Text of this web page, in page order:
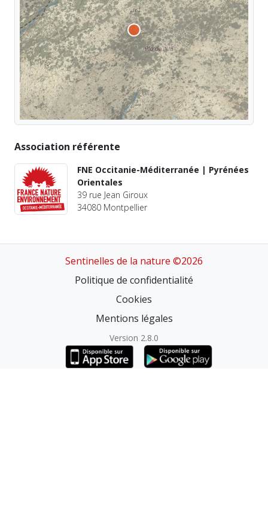
Association référente
FNE Occitanie-Méditerranée | Pyrénées
Orientales
39 rue Jean Giroux
34080 Montpellier
Sentinelles de la nature ©2026
Politique de confidentialité
Cookies
Mentions légales
Version 2.8.0